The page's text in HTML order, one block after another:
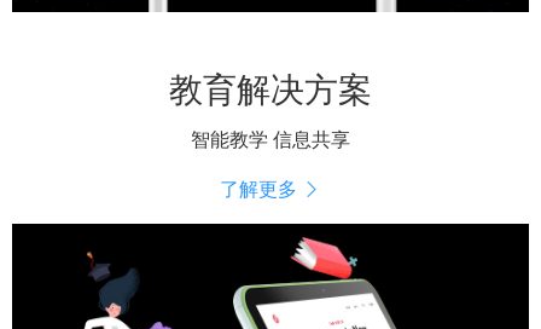
教育解决方案
智能教学 信息共享
了解更多